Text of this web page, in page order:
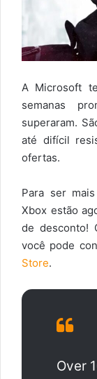
A Microsoft
semanas
superaram.
até difícil
ofertas.
Para ser
Xbox estão
de desconto!
você pode
Store.
Over